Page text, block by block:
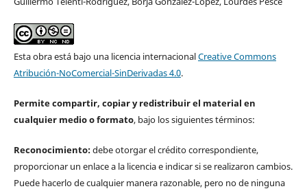
Esta obra está bajo una licencia internacionalCreative Commons
Atribución-NoComercial-SinDerivadas 4.0.
Permite compartir, copiar y redistribuir el material en
cualquier medio o formato, bajo los siguientes términos:
Reconocimiento:debe otorgar el crédito correspondiente,
proporcionar un enlace a la licencia e indicar si se realizaron cambios.
Puede hacerlo de cualquier manera razonable, pero no de ninguna